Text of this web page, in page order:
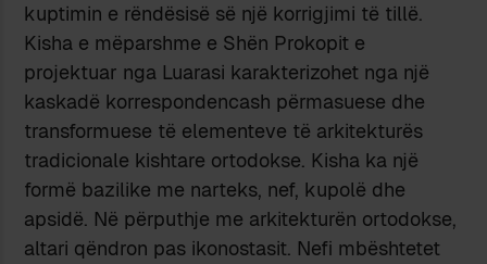
kuptimin e rëndësisë së një korrigjimi të tillë.
Kisha e mëparshme e Shën Prokopit e
projektuar nga Luarasi karakterizohet nga një
kaskadë korrespondencash përmasuese dhe
transformuese të elementeve të arkitekturës
tradicionale kishtare ortodokse. Kisha ka një
formë bazilike me narteks, nef, kupolë dhe
apsidë. Në përputhje me arkitekturën ortodokse,
altari qëndron pas ikonostasit. Nefi mbështetet